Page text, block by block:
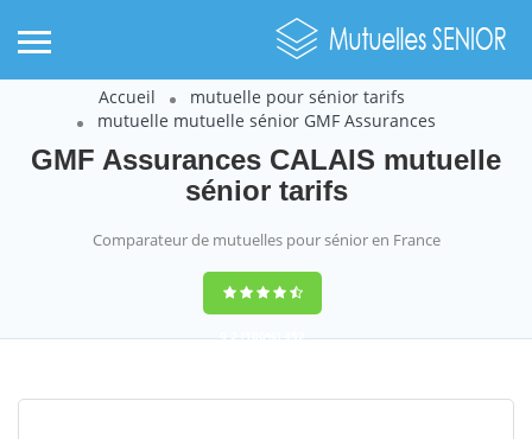
Accueil
mutuelle pour sénior tarifs
mutuelle mutuelle sénior GMF Assurances
GMF Assurances CALAIS mutuelle
sénior tarifs
Comparateur de mutuelles pour sénior en France
9,2(100%)452